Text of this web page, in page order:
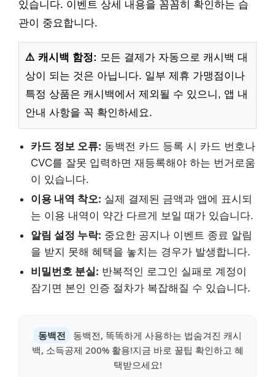
있습니다. 이벤트 상세 내용을 꼼꼼히 확인하는 습
관이 중요합니다.
⚠️ 캐시백 함정: 모든 결제가 자동으로 캐시백 대
상이 되는 것은 아닙니다. 일부 제휴 가맹점이나
특정 상품은 캐시백에서 제외될 수 있으니, 앱 내
안내 사항을 꼭 확인하세요.
카드 정보 오류: 동백전 카드 등록 시 카드 번호나
CVC를 잘못 입력하면 재등록해야 하는 번거로움
이 있습니다.
이용 내역 착오: 실제 결제된 금액과 앱에 표시되
는 이용 내역이 약간 다르게 보일 때가 있습니다.
알림 설정 누락: 중요한 공지나 이벤트 종료 알림
을 받지 못해 혜택을 놓치는 경우가 발생합니다.
비밀번호 분실: 반복적인 로그인 실패로 계정이
잠기면 본인 인증 절차가 복잡해질 수 있습니다.
동백전
동백전, 똑똑하게 사용하는 법숨겨진 캐시
백, 소득공제 200% 활용!지금 바로 꿀팁 확인하고 혜
택받으세요!